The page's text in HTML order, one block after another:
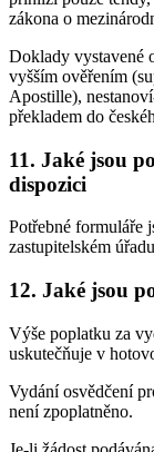
zákona o
Doklady vystavené
vyšším ověřením
Apostille),
překladem do
11. Jaké jsou
dispozici
Potřebné formuláře
zastupitelském
12. Jaké jsou
Výše poplatku za
uskutečňuje v
Vydání osvědčení
není zpoplatněno.